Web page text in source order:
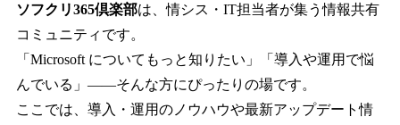
ソフクリ365倶楽部は、情シス・IT担当者が集う情報共有
コミュニティです。
「Microsoft についてもっと知りたい」「導入や運用で悩
んでいる」――そんな方にぴったりの場です。
ここでは、導入・運用のノウハウや最新アップデート情